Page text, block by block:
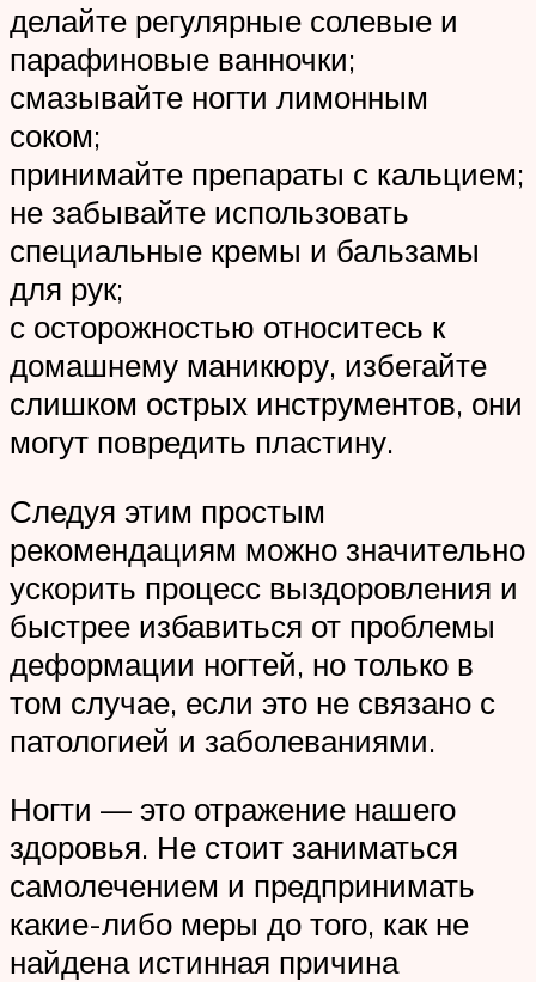
делайте регулярные солевые и
парафиновые ванночки;
смазывайте ногти лимонным
соком;
принимайте препараты с кальцием;
не забывайте использовать
специальные кремы и бальзамы
для рук;
с осторожностью относитесь к
домашнему маникюру, избегайте
слишком острых инструментов, они
могут повредить пластину.
Следуя этим простым
рекомендациям можно значительно
ускорить процесс выздоровления и
быстрее избавиться от проблемы
деформации ногтей, но только в
том случае, если это не связано с
патологией и заболеваниями.
Ногти — это отражение нашего
здоровья. Не стоит заниматься
самолечением и предпринимать
какие-либо меры до того, как не
найдена истинная причина